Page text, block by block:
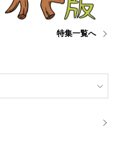
特集一覧へ